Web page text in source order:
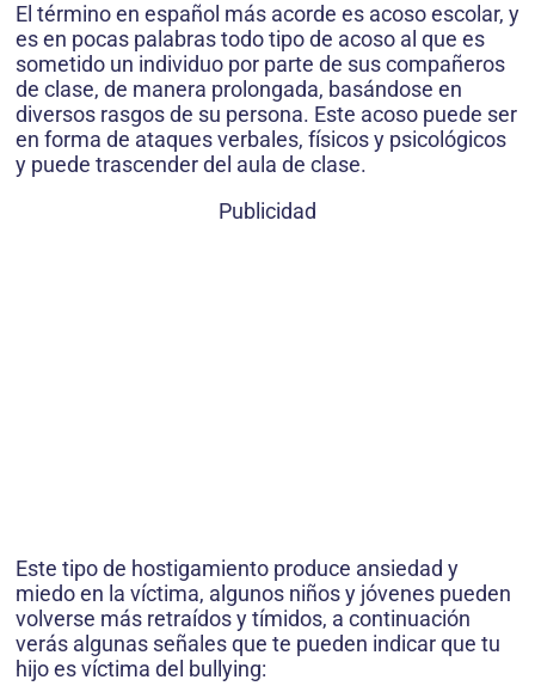
El término en español más acorde es acoso escolar, y
es en pocas palabras todo tipo de acoso al que es
sometido un individuo por parte de sus compañeros
de clase, de manera prolongada, basándose en
diversos rasgos de su persona. Este acoso puede ser
en forma de ataques verbales, físicos y psicológicos
y puede trascender del aula de clase.
Publicidad
Este tipo de hostigamiento produce ansiedad y
miedo en la víctima, algunos niños y jóvenes pueden
volverse más retraídos y tímidos, a continuación
verás algunas señales que te pueden indicar que tu
hijo es víctima del bullying: